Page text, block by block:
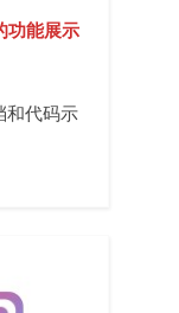
功能展示
和代码示